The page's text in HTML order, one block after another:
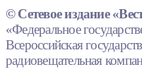
© Сетевое издание
«Федеральное
Всероссийская
радиовещательная